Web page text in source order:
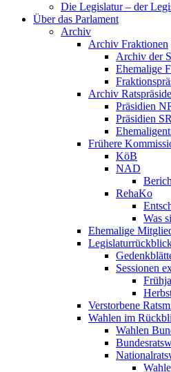
Die Legislatur – der
Über das Parlament
Archiv
Archiv Fraktionen
Archiv der
Ehemalige
Archiv
Präsidien
Präsidien
Frühere
KöB
NAD
RehaKo
Was
Ehemalige
Sessionen
Verstorbene
Wahlen im
Wahlen